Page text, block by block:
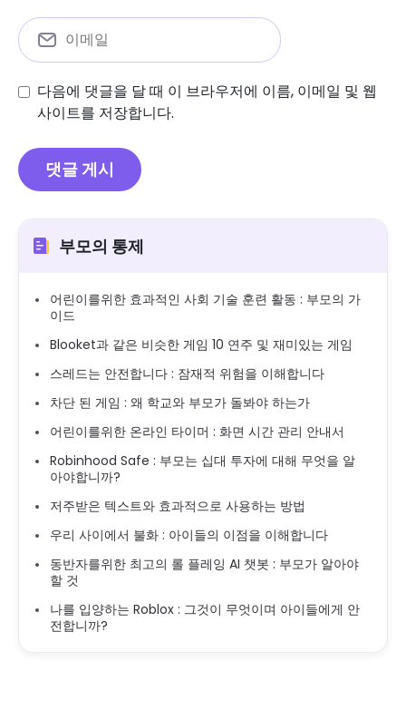
다음에 댓글을 달 때 이 브라우저에 이름, 이메일 및 웹
사이트를 저장합니다.
부모의 통제
어린이를위한 효과적인 사회 기술 훈련 활동 : 부모의 가
이드
Blooket과 같은 비슷한 게임 10 연주 및 재미있는 게임
스레드는 안전합니다 : 잠재적 위험을 이해합니다
차단 된 게임 : 왜 학교와 부모가 돌봐야 하는가
어린이를위한 온라인 타이머 : 화면 시간 관리 안내서
Robinhood Safe : 부모는 십대 투자에 대해 무엇을 알
아야합니까?
저주받은 텍스트와 효과적으로 사용하는 방법
우리 사이에서 불화 : 아이들의 이점을 이해합니다
동반자를위한 최고의 롤 플레잉 AI 챗봇 : 부모가 알아야
할 것
나를 입양하는 Roblox : 그것이 무엇이며 아이들에게 안
전합니까?